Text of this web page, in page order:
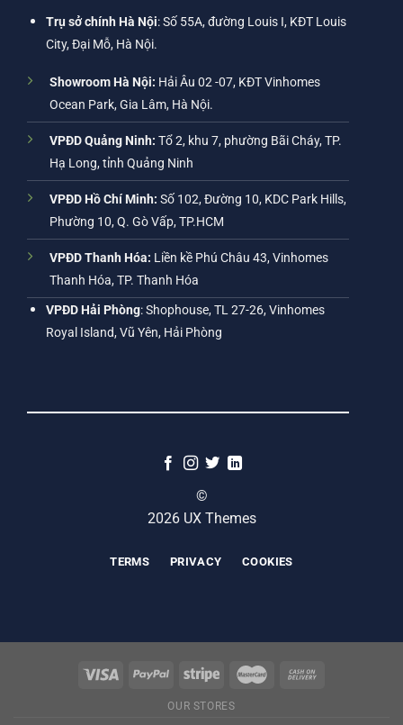
Trụ sở chính Hà Nội: Số 55A, đường Louis I, KĐT Louis
City, Đại Mỗ, Hà Nội.
Showroom Hà Nội: Hải Âu 02 -07, KĐT Vinhomes
Ocean Park, Gia Lâm, Hà Nội.
VPĐD Quảng Ninh: Tổ 2, khu 7, phường Bãi Cháy, TP.
Hạ Long, tỉnh Quảng Ninh
VPĐD Hồ Chí Minh: Số 102, Đường 10, KDC Park Hills,
Phường 10, Q. Gò Vấp, TP.HCM
VPĐD Thanh Hóa: Liền kề Phú Châu 43, Vinhomes
Thanh Hóa, TP. Thanh Hóa
VPĐD Hải Phòng: Shophouse, TL 27-26, Vinhomes
Royal Island, Vũ Yên, Hải Phòng
©
2026 UX Themes
TERMS PRIVACY COOKIES
OUR STORES